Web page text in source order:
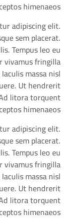
himenaeos.
adipiscing elit.
sem placerat.
Tempus leo eu
vivamus fringilla
massa nisl
Ut hendrerit
litora torquent
himenaeos.
adipiscing elit.
sem placerat.
Tempus leo eu
vivamus fringilla
massa nisl
Ut hendrerit
litora torquent
himenaeos.